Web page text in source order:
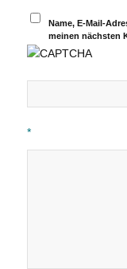
Name, E-Mail-
meinen nächsten
*